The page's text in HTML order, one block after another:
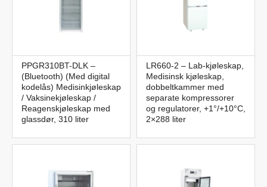
PPGR310BT-DLK –
(Bluetooth) (Med digital
kodelås) Medisinkjøleskap
/ Vaksinekjøleskap /
Reagenskjøleskap med
glassdør, 310 liter
LR660-2 – Lab-kjøleskap,
Medisinsk kjøleskap,
dobbeltkammer med
separate kompressorer
og regulatorer, +1°/+10°C,
2×288 liter